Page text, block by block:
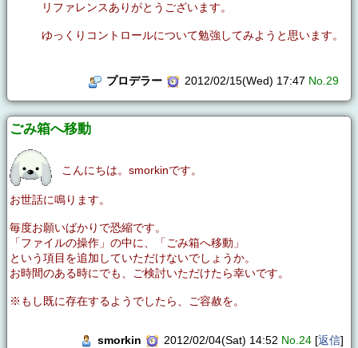
リファレンスありがとうございます。
ゆっくりコントロールについて勉強してみようと思います。
プロデラー 2012/02/15(Wed) 17:47 No.29
ごみ箱へ移動
こんにちは。smorkinです。
お世話に鳴ります。
毎度お願いばかりで恐縮です。
「ファイルの操作」の中に、「ごみ箱へ移動」
という項目を追加していただけないでしょうか。
お時間のある時にでも、ご検討いただけたら幸いです。
※もし既に存在するようでしたら、ご容赦を。
smorkin 2012/02/04(Sat) 14:52 No.24 [返信]